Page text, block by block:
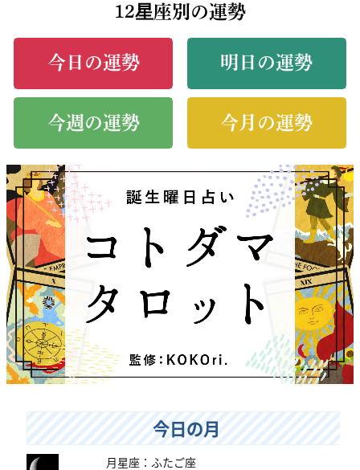
12星座別の運勢
今日の運勢 明日の運勢
今週の運勢 今月の運勢
今日の月
月星座：ふたご座